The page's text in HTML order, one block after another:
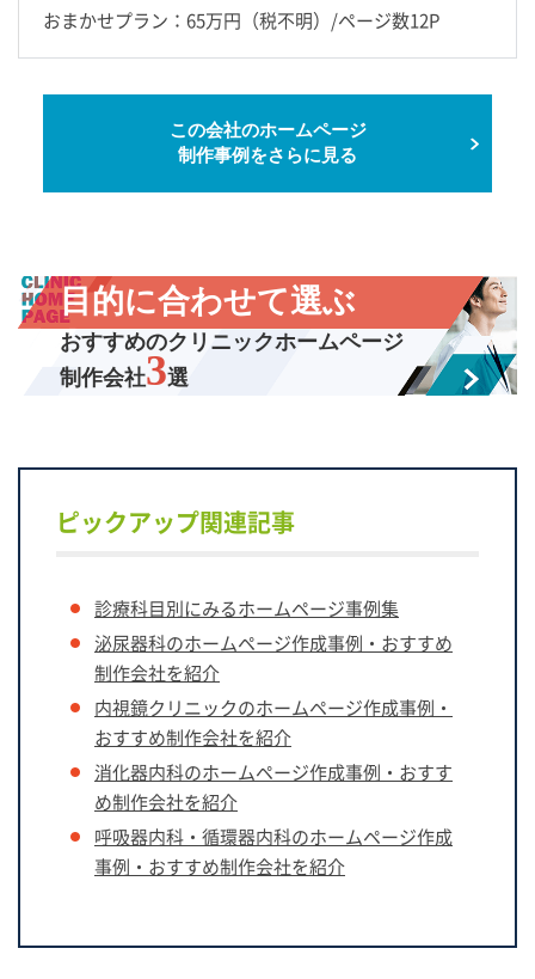
おまかせプラン：65万円（税不明）/ページ数12P
この会社のホームページ
制作事例をさらに見る
目的に合わせて選ぶ
おすすめのクリニックホームページ
制作会社3選
ピックアップ関連記事
診療科目別にみるホームページ事例集
泌尿器科のホームページ作成事例・おすすめ
制作会社を紹介
内視鏡クリニックのホームページ作成事例・
おすすめ制作会社を紹介
消化器内科のホームページ作成事例・おすす
め制作会社を紹介
呼吸器内科・循環器内科のホームページ作成
事例・おすすめ制作会社を紹介